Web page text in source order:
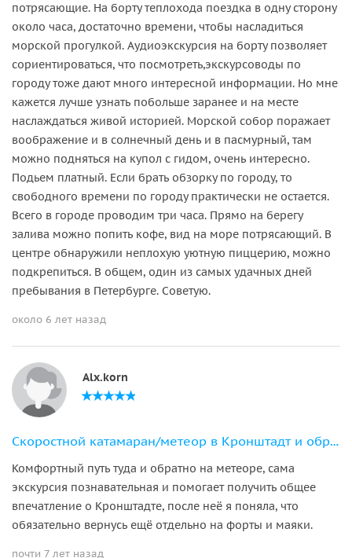
потрясающие. На борту теплохода поездка в одну сторону
около часа, достаточно времени, чтобы насладиться
морской прогулкой. Аудиоэкскурсия на борту позволяет
сориентироваться, что посмотреть,экскурсоводы по
городу тоже дают много интересной информации. Но мне
кажется лучше узнать побольше заранее и на месте
наслаждаться живой историей. Морской собор поражает
воображение и в солнечный день и в пасмурный, там
можно подняться на купол с гидом, очень интересно.
Подьем платный. Если брать обзорку по городу, то
свободного времени по городу практически не остается.
Всего в городе проводим три часа. Прямо на берегу
залива можно попить кофе, вид на море потрясающий. В
центре обнаружили неплохую уютную пиццерию, можно
подкрепиться. В общем, один из самых удачных дней
пребывания в Петербурге. Советую.
около 6 лет назад
Alx.korn
Скоростной катамаран/метеор в Кронштадт и обратно
Комфортный путь туда и обратно на метеоре, сама
экскурсия познавательная и помогает получить общее
впечатление о Кронштадте, после неё я поняла, что
обязательно вернусь ещё отдельно на форты и маяки.
почти 7 лет назад